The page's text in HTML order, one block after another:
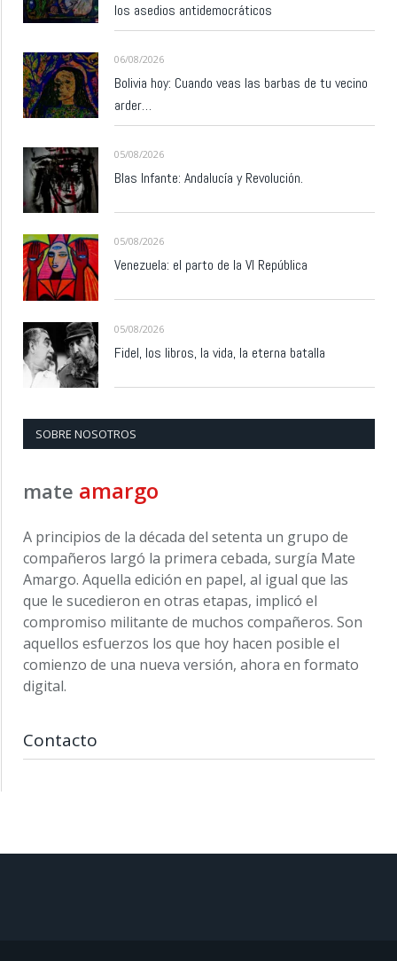
los asedios antidemocráticos
06/08/2026
Bolivia hoy: Cuando veas las barbas de tu vecino
arder…
05/08/2026
Blas Infante: Andalucía y Revolución.
05/08/2026
Venezuela: el parto de la VI República
05/08/2026
Fidel, los libros, la vida, la eterna batalla
SOBRE NOSOTROS
mate amargo
A principios de la década del setenta un grupo de
compañeros largó la primera cebada, surgía Mate
Amargo. Aquella edición en papel, al igual que las
que le sucedieron en otras etapas, implicó el
compromiso militante de muchos compañeros. Son
aquellos esfuerzos los que hoy hacen posible el
comienzo de una nueva versión, ahora en formato
digital.
Contacto